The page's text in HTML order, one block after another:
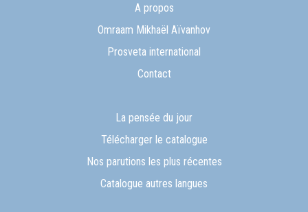
A propos
Omraam Mikhaël Aïvanhov
Prosveta international
Contact
La pensée du jour
Télécharger le catalogue
Nos parutions les plus récentes
Catalogue autres langues